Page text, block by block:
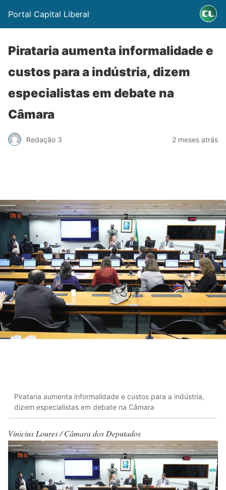
Portal Capital Liberal
Pirataria aumenta informalidade e
custos para a indústria, dizem
especialistas em debate na
Câmara
Redação 3 2 meses atrás
Pirataria aumenta informalidade e custos para a indústria,
dizem especialistas em debate na Câmara
Vinicius Loures / Câmara dos Deputados